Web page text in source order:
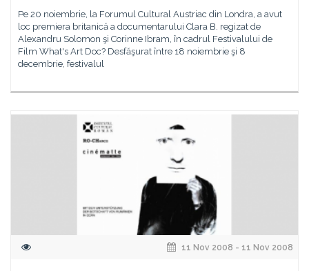
Pe 20 noiembrie, la Forumul Cultural Austriac din Londra, a avut
loc premiera britanică a documentarului Clara B. regizat de
Alexandru Solomon şi Corinne Ibram, în cadrul Festivalului de
Film What's Art Doc? Desfăşurat între 18 noiembrie şi 8
decembrie, festivalul
11 Nov 2008 - 11 Nov 2008